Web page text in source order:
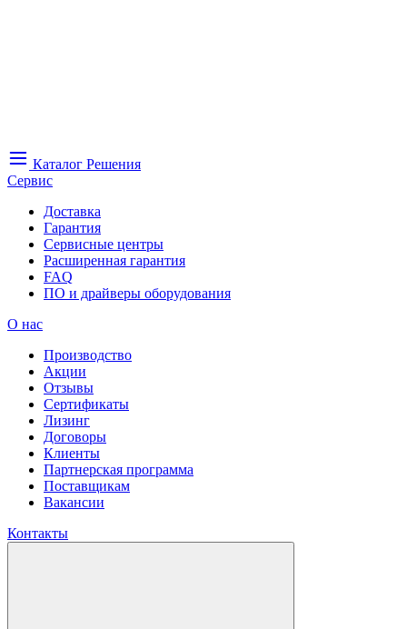
Каталог Решения
Сервис
Доставка
Гарантия
Сервисные центры
Расширенная гарантия
FAQ
ПО и драйверы оборудования
О нас
Производство
Акции
Отзывы
Сертификаты
Лизинг
Договоры
Клиенты
Партнерская программа
Поставщикам
Вакансии
Контакты